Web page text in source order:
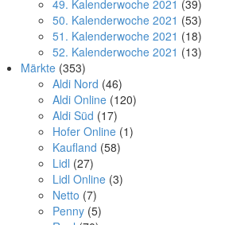
49. Kalenderwoche 2021 (39)
50. Kalenderwoche 2021 (53)
51. Kalenderwoche 2021 (18)
52. Kalenderwoche 2021 (13)
Märkte (353)
Aldi Nord (46)
Aldi Online (120)
Aldi Süd (17)
Hofer Online (1)
Kaufland (58)
Lidl (27)
Lidl Online (3)
Netto (7)
Penny (5)